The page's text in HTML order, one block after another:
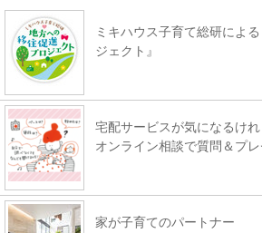
ミキハウス子育て総研によ
ジェクト』
宅配サービスが気になるけ
オンライン相談で質問＆プ
家が子育てのパートナー